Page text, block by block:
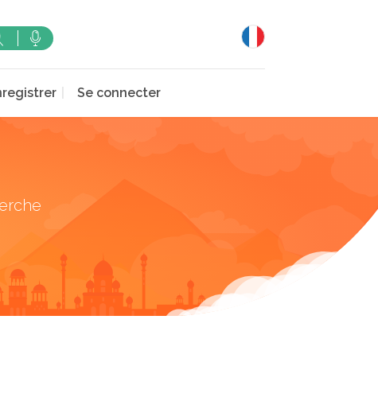
Se connecter